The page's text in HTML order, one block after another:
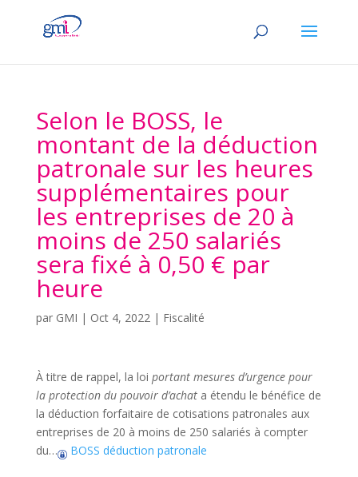
Selon le BOSS, le
montant de la déduction
patronale sur les heures
supplémentaires pour
les entreprises de 20 à
moins de 250 salariés
sera fixé à 0,50 € par
heure
par GMI | Oct 4, 2022| Fiscalité
À titre de rappel, la loi portant mesures d’urgence pour
la protection du pouvoir d’achata étendu le bénéfice de
la déduction forfaitaire de cotisations patronales aux
entreprises de 20 à moins de 250 salariés à compter
du…
BOSS déduction patronale